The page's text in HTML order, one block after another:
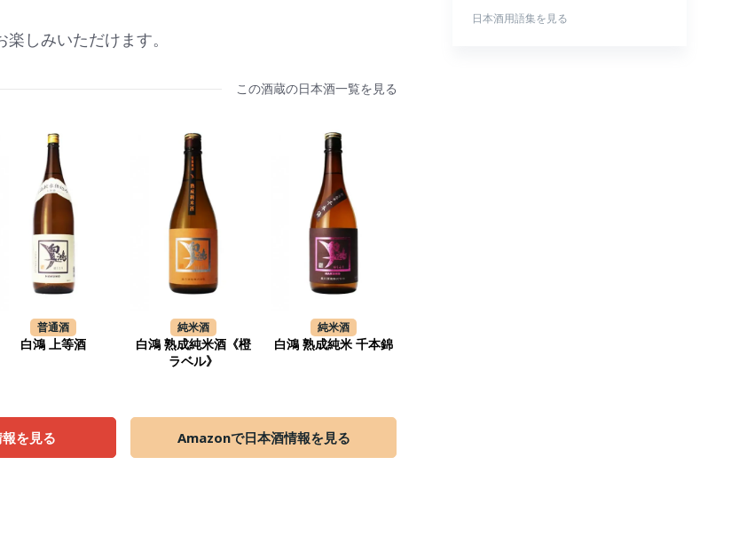
しみいただけます。
この酒蔵の日本酒一覧を見る
普通酒
白鴻 上等酒
純米酒
白鴻 熟成純米酒《橙
ラベル》
純米酒
白鴻 熟成純米 千本錦
を見る Amazonで日本酒情報を見る
日本酒用語集を見る